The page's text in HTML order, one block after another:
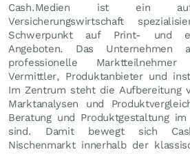
Cash.Medien ist ein
Versicherungswirtschaft
Schwerpunkt auf Print- und
Angeboten. Das Unternehmen
professionelle
Vermittler, Produktanbieter und
Im Zentrum steht die Aufbereitung
Marktanalysen und
Beratung und Produktgestaltung
sind. Damit bewegt sich
Nischenmarkt innerhalb der